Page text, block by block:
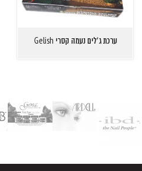
ערכת ג'לים נעמה קסרי Gelish